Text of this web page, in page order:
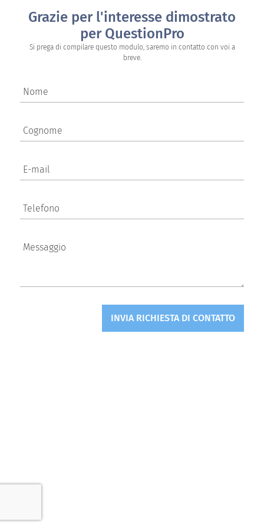
Grazie per l'interesse dimostrato
per QuestionPro
Si prega di compilare questo modulo, saremo in contatto con voi a
breve.
Nome
Cognome
E-mail
Telefono
Messaggio
INVIA RICHIESTA DI CONTATTO